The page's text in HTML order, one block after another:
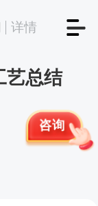
详情
艺总结
咨询